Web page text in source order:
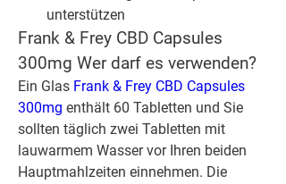
unterstützen
Frank & Frey CBD Capsules
300mg Wer darf es verwenden?
Ein Glas Frank & Frey CBD Capsules
300mg enthält 60 Tabletten und Sie
sollten täglich zwei Tabletten mit
lauwarmem Wasser vor Ihren beiden
Hauptmahlzeiten einnehmen. Die